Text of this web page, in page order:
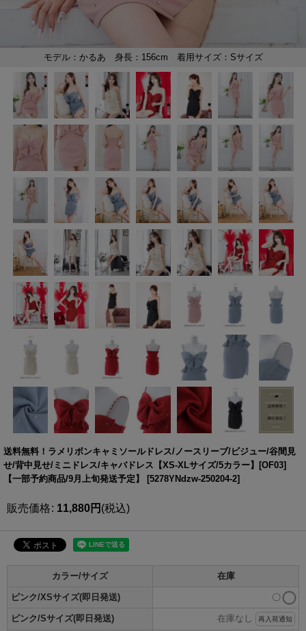
送料無料！ラメリボンキャミソールドレス/ノースリーブ/ビジュー/谷間見
せ/背中見せ/ミニドレス/キャバドレス【XS-XLサイズ/5カラー】[OF03]
【一部予約商品/9月上旬発送予定】
[5278YNdzw-250204-2]
販売価格: 11,880円 (税込)
カラー/サイズ 在庫
ピンク/XSサイズ(即日発送) 〇
ピンク/Sサイズ(即日発送) 在庫なし 再入荷通知